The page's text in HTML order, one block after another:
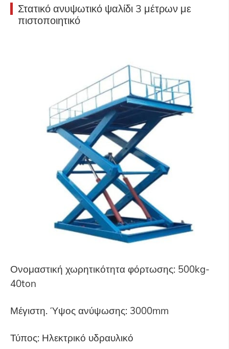
Στατικό ανυψωτικό ψαλίδι 3 μέτρων με
πιστοποιητικό
Ονομαστική χωρητικότητα φόρτωσης: 500kg-
40ton
Μέγιστη. Ύψος ανύψωσης: 3000mm
Τύπος: Ηλεκτρικό υδραυλικό